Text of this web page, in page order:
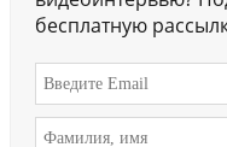
бесплатную